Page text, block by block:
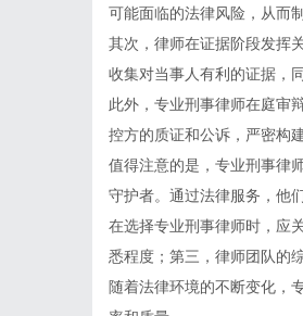
可能面临的法律风险，从而
其次，律师在证据阶段发挥
收集对当事人有利的证据，
此外，专业刑事律师在庭审
控方的质证和公诉，严密构
值得注意的是，专业刑事律
守护者。通过法律服务，他
在选择专业刑事律师时，应
悉程度；第三，律师团队的
随着法律环境的不断变化，